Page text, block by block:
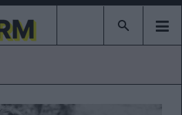
Type 2 or